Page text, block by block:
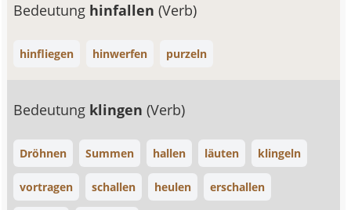
Bedeutung hinfallen(Verb)
hinfliegen hinwerfen purzeln
Bedeutung klingen(Verb)
Dröhnen Summen hallen läuten klingeln
vortragen schallen heulen erschallen